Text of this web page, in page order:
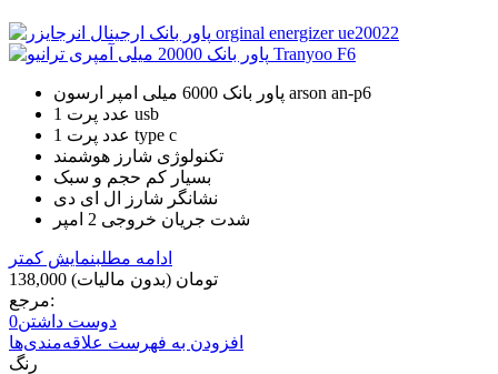
پاور بانک 6000 میلی امپر ارسون arson an-p6
1 عدد پرت usb
1 عدد پرت type c
تکنولوژی شارز هوشمند
بسیار کم حجم و سبک
نشانگر شارز ال ای دی
شدت جریان خروجی 2 امپر
ادامه مطلبنمایش کمتر
138,000 تومان (بدون مالیات)
مرجع:
دوست داشتن0
افزودن به فهرست علاقه‌مندی‌ها
رنگ